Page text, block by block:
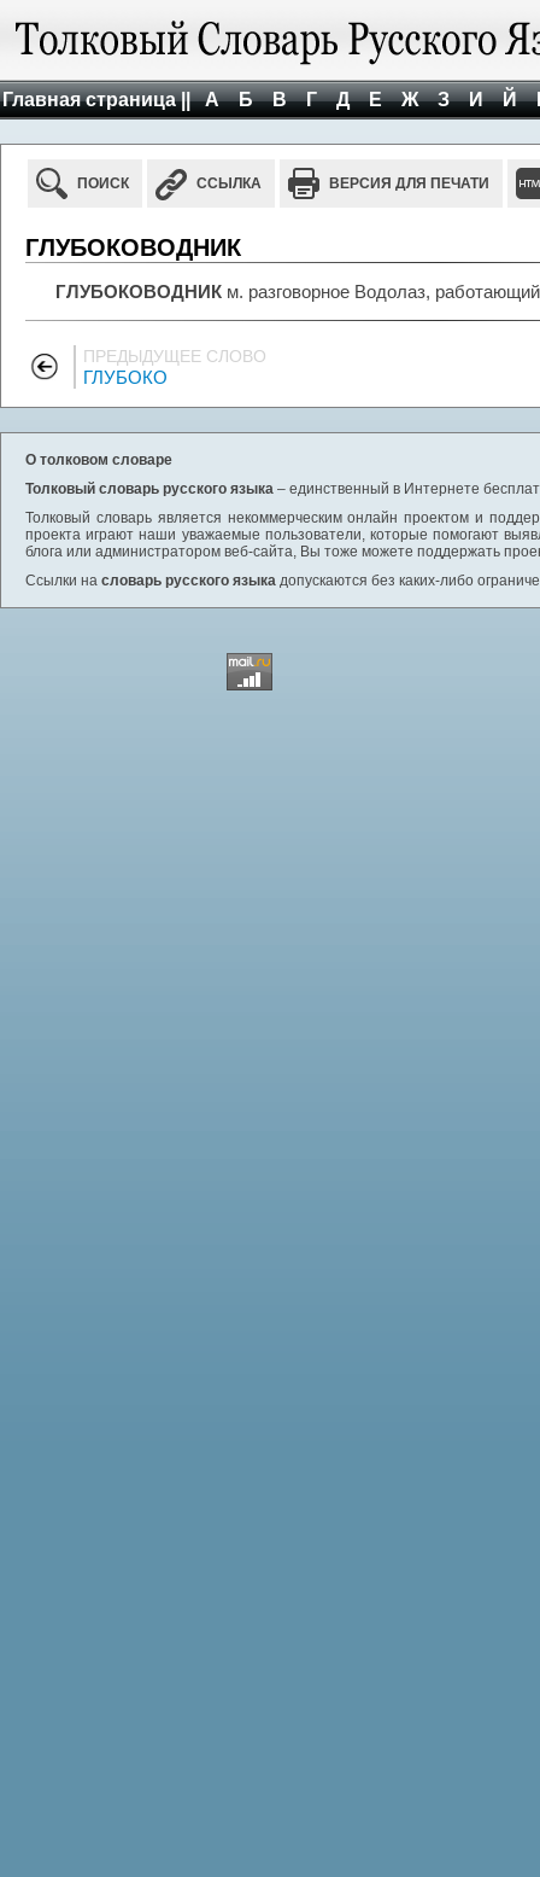
Главная страница || А Б В Г Д Е Ж З И Й
ПОИСК ССЫЛКА ВЕРСИЯ ДЛЯ ПЕЧАТИ
ГЛУБОКОВОДНИК
ГЛУБОКОВОДНИК м. разговорное Водолаз,
ПРЕДЫДУЩЕЕ СЛОВО
ГЛУБОКО
О толковом словаре
Толковый словарь русского языка – единственный в Интернете
Толковый словарь является некоммерческим онлайн проектом и
проекта играют наши уважаемые пользователи, которые помогают
блога или администратором веб-сайта, Вы тоже можете поддержать
Ссылки на словарь русского языка допускаются без каких-либо